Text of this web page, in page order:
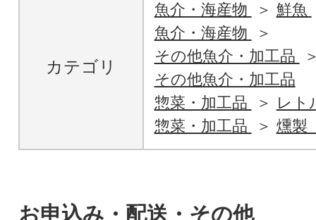
カテゴリ
魚介・海産物
鮮魚
魚介・海産物
その他魚介・加工品
その他魚介・加工品
惣菜・加工品
レト
惣菜・加工品
燻製
お申込み・配送・その他